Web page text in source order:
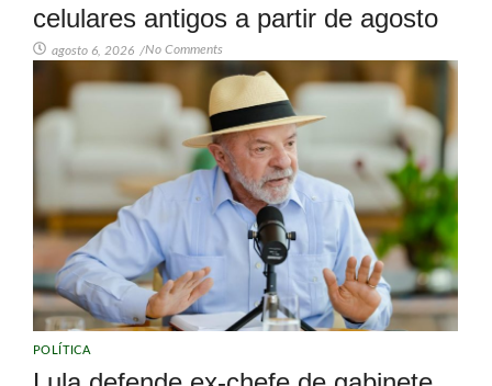
celulares antigos a partir de agosto
agosto 6, 2026 /No Comments
POLÍTICA